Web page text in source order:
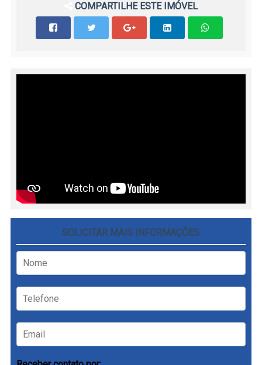
COMPARTILHE ESTE IMÓVEL
SOLICITAR MAIS INFORMAÇÕES